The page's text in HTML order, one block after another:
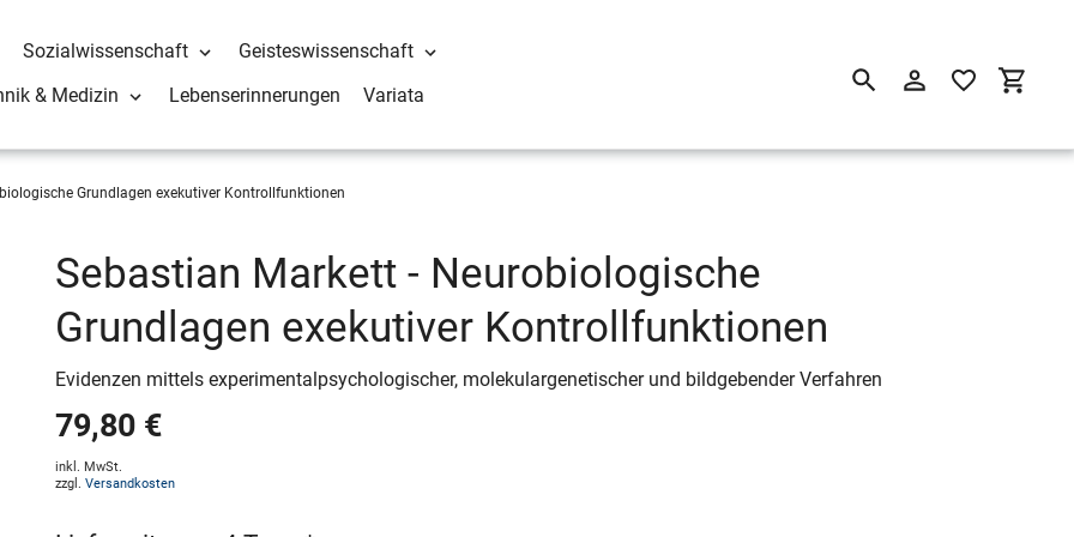
Sozialwissenschaft
Geisteswissenschaft
& Medizin
Lebenserinnerungen Variata SuchenEinloggen
Grundlagen exekutiver Kontrollfunktionen
Sebastian Markett - Neurobiologische
Grundlagen exekutiver Kontrollfunktionen
Evidenzen mittels experimentalpsychologischer, molekulargenetischer und bildgebender Verfahren
79,80 €
inkl. MwSt.
zzgl. Versandkosten